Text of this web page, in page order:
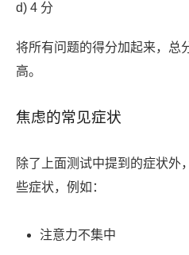
d) 4 分
将所有问题的得分加起来，总
高。
焦虑的常见症状
除了上面测试中提到的症状外
些症状，例如：
注意力不集中